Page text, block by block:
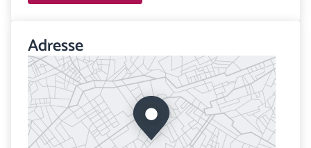
Adresse